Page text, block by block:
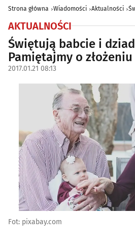
Strona główna Wiadomości Aktualności
AKTUALNOŚCI
Świętują babcie i
Pamiętajmy o
2017.01.21 08:13
Fot: pixabay.com